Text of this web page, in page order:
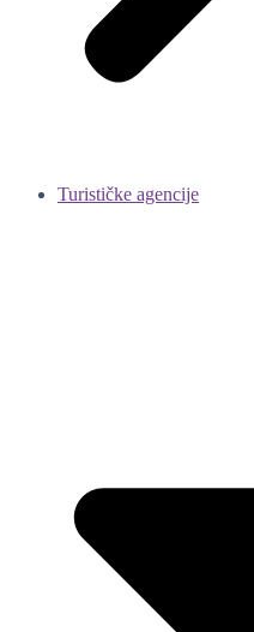
Turističke agencije